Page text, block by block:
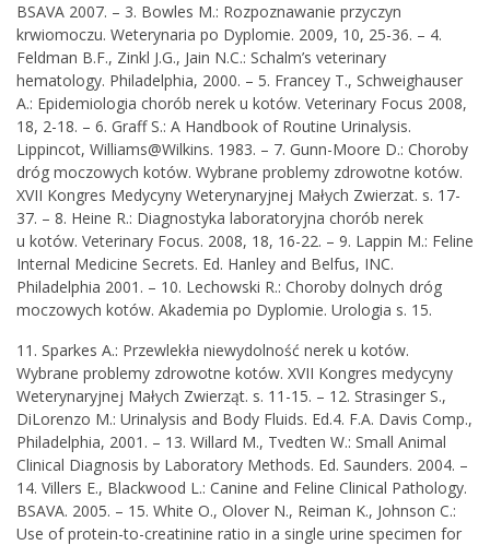
BSAVA 2007. – 3. Bowles M.: Rozpoznawanie przyczyn
krwiomoczu. Weterynaria po Dyplomie. 2009, 10, 25-36. – 4.
Feldman B.F., Zinkl J.G., Jain N.C.: Schalm’s veterinary
hematology. Philadelphia, 2000. – 5. Francey T., Schweighauser
A.: Epidemiologia chorób nerek u kotów. Veterinary Focus 2008,
18, 2-18. – 6. Graff S.: A Handbook of Routine Urinalysis.
Lippincot, Williams@Wilkins. 1983. – 7. Gunn-Moore D.: Choroby
dróg moczowych kotów. Wybrane problemy zdrowotne kotów.
XVII Kongres Medycyny Weterynaryjnej Małych Zwierzat. s. 17-
37. – 8. Heine R.: Diagnostyka laboratoryjna chorób nerek
u kotów. Veterinary Focus. 2008, 18, 16-22. – 9. Lappin M.: Feline
Internal Medicine Secrets. Ed. Hanley and Belfus, INC.
Philadelphia 2001. – 10. Lechowski R.: Choroby dolnych dróg
moczowych kotów. Akademia po Dyplomie. Urologia s. 15.
11. Sparkes A.: Przewlekła niewydolność nerek u kotów.
Wybrane problemy zdrowotne kotów. XVII Kongres medycyny
Weterynaryjnej Małych Zwierząt. s. 11-15. – 12. Strasinger S.,
DiLorenzo M.: Urinalysis and Body Fluids. Ed.4. F.A. Davis Comp.,
Philadelphia, 2001. – 13. Willard M., Tvedten W.: Small Animal
Clinical Diagnosis by Laboratory Methods. Ed. Saunders. 2004. –
14. Villers E., Blackwood L.: Canine and Feline Clinical Pathology.
BSAVA. 2005. – 15. White O., Olover N., Reiman K., Johnson C.:
Use of protein-to-creatinine ratio in a single urine specimen for